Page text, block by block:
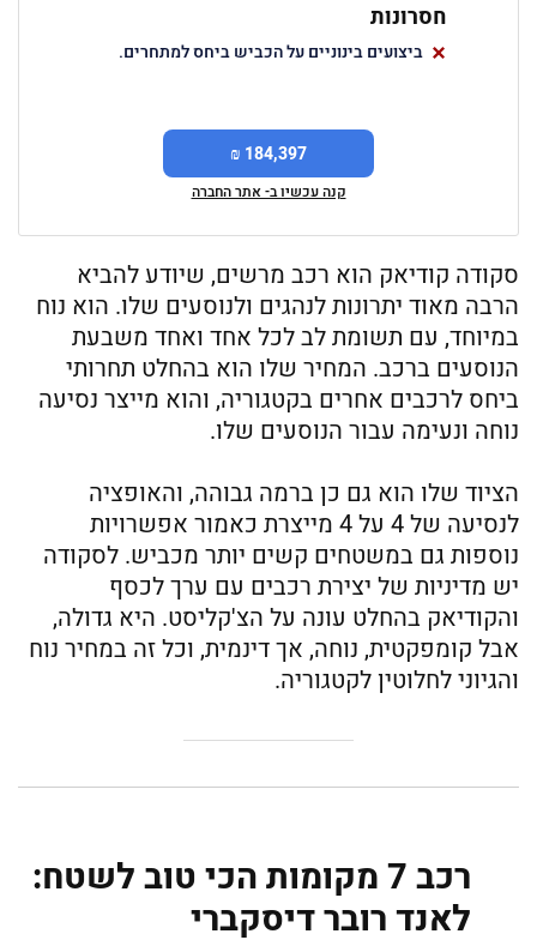
חסרונות
ביצועים בינוניים על הכביש ביחס למתחרים.
184,397 ₪
קנה עכשיו ב- אתר החברה
סקודה קודיאק הוא רכב מרשים, שיודע להביא
הרבה מאוד יתרונות לנהגים ולנוסעים שלו. הוא נוח
במיוחד, עם תשומת לב לכל אחד ואחד משבעת
הנוסעים ברכב. המחיר שלו הוא בהחלט תחרותי
ביחס לרכבים אחרים בקטגוריה, והוא מייצר נסיעה
נוחה ונעימה עבור הנוסעים שלו.
הציוד שלו הוא גם כן ברמה גבוהה, והאופציה
לנסיעה של 4 על 4 מייצרת כאמור אפשרויות
נוספות גם במשטחים קשים יותר מכביש. לסקודה
יש מדיניות של יצירת רכבים עם ערך לכסף
והקודיאק בהחלט עונה על הצ'קליסט. היא גדולה,
אבל קומפקטית, נוחה, אך דינמית, וכל זה במחיר נוח
והגיוני לחלוטין לקטגוריה.
רכב 7 מקומות הכי טוב לשטח:
לאנד רובר דיסקברי